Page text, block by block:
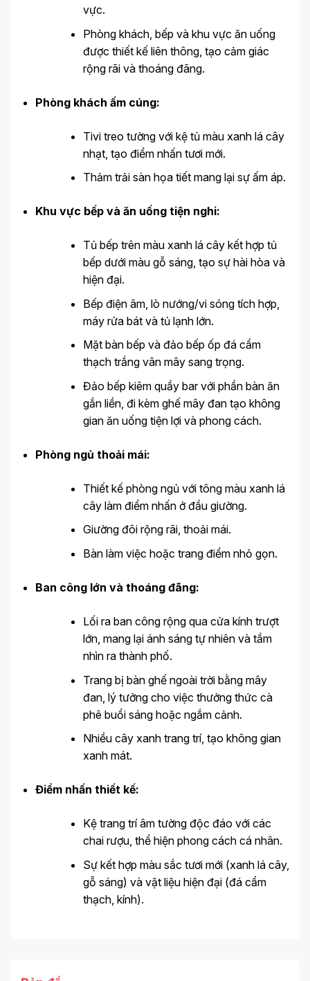
vực.
Phòng khách, bếp và khu vực ăn uống
được thiết kế liên thông, tạo cảm giác
rộng rãi và thoáng đãng.
Phòng khách ấm cúng:
Tivi treo tường với kệ tủ màu xanh lá cây
nhạt, tạo điểm nhấn tươi mới.
Thảm trải sàn họa tiết mang lại sự ấm áp.
Khu vực bếp và ăn uống tiện nghi:
Tủ bếp trên màu xanh lá cây kết hợp tủ
bếp dưới màu gỗ sáng, tạo sự hài hòa và
hiện đại.
Bếp điện âm, lò nướng/vi sóng tích hợp,
máy rửa bát và tủ lạnh lớn.
Mặt bàn bếp và đảo bếp ốp đá cẩm
thạch trắng vân mây sang trọng.
Đảo bếp kiêm quầy bar với phần bàn ăn
gắn liền, đi kèm ghế mây đan tạo không
gian ăn uống tiện lợi và phong cách.
Phòng ngủ thoải mái:
Thiết kế phòng ngủ với tông màu xanh lá
cây làm điểm nhấn ở đầu giường.
Giường đôi rộng rãi, thoải mái.
Bàn làm việc hoặc trang điểm nhỏ gọn.
Ban công lớn và thoáng đãng:
Lối ra ban công rộng qua cửa kính trượt
lớn, mang lại ánh sáng tự nhiên và tầm
nhìn ra thành phố.
Trang bị bàn ghế ngoài trời bằng mây
đan, lý tưởng cho việc thưởng thức cà
phê buổi sáng hoặc ngắm cảnh.
Nhiều cây xanh trang trí, tạo không gian
xanh mát.
Điểm nhấn thiết kế:
Kệ trang trí âm tường độc đáo với các
chai rượu, thể hiện phong cách cá nhân.
Sự kết hợp màu sắc tươi mới (xanh lá cây,
gỗ sáng) và vật liệu hiện đại (đá cẩm
thạch, kính).